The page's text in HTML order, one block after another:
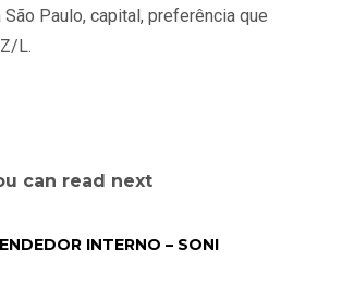
São Paulo, capital, preferência que
L.
can read next
INTERNO – SONI